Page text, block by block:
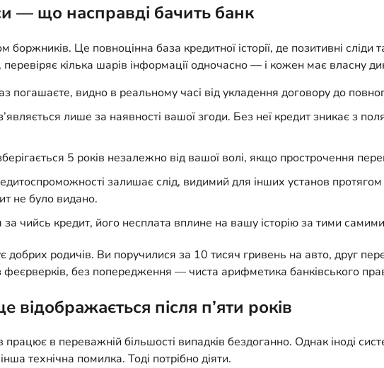
— що насправді бачить банк
Це повноцінна база кредитної історії, де позитивні сліди
кілька шарів інформації одночасно — і кожен має власну
погашаєте, видно в реальному часі від укладення договору до
лише за наявності вашої згоди. Без неї кредит зникає з
5 років незалежно від вашої волі, якщо прострочення
залишає слід, видимий для інших установ протягом
не було видано.
чийсь кредит, його несплата вплине на вашу історію за тими
добрих родичів. Ви поручилися за 10 тисяч гривень на авто, друг
без попередження — чиста арифметика банківського
після п’яти років
в переважній більшості випадків бездоганно. Однак іноді
технічна помилка. Тоді потрібно діяти.